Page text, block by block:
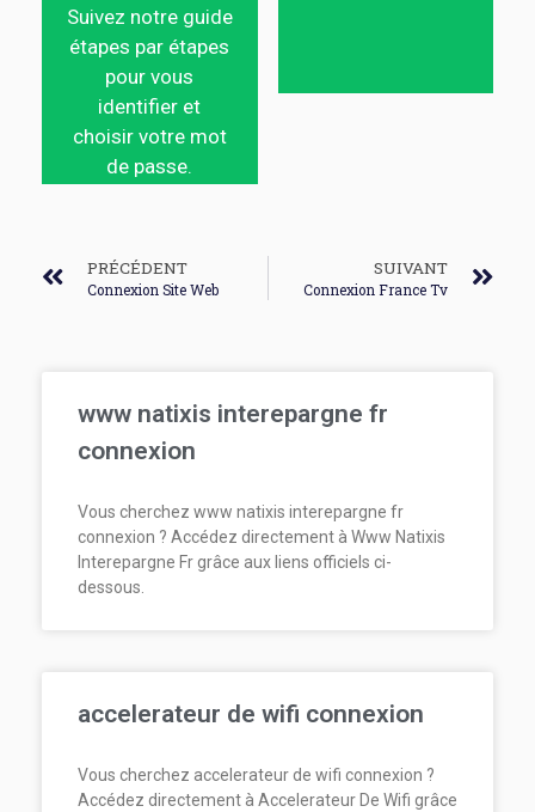
Suivez notre guide
étapes par étapes
pour vous
identifier et
choisir votre mot
de passe.
PRÉCÉDENT
Connexion Site Web
SUIVANT
Connexion France Tv
www natixis interepargne fr
connexion
Vous cherchez www natixis interepargne fr
connexion ? Accédez directement à Www Natixis
Interepargne Fr grâce aux liens officiels ci-
dessous.
accelerateur de wifi connexion
Vous cherchez accelerateur de wifi connexion ?
Accédez directement à Accelerateur De Wifi grâce